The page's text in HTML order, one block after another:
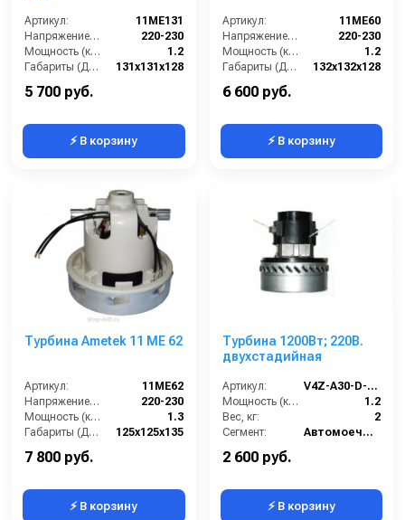
Артикул:
11ME131
Напряжение (В):
220-230
Мощность (кВт):
1.2
Габариты (ДхШхВ):
131х131х128
Страна-производитель:
5 700 руб.
⚡ В корзину
Артикул:
11ME60
Напряжение (В):
220-230
Мощность (кВт):
1.2
Габариты (ДхШхВ):
132х132х128
Страна-производитель:
6 600 руб.
⚡ В корзину
Турбина Ametek 11 ME 62
Артикул:
11ME62
Напряжение (В):
220-230
Мощность (кВт):
1.3
Габариты (ДхШхВ):
125х125х135
Страна-производитель:
7 800 руб.
⚡ В корзину
Турбина 1200Вт; 220В.
двухстадийная
Артикул:
V4Z-A30-D-L (AL)
Мощность (кВт):
1.2
Вес, кг:
2
Сегмент:
Автомоечный сегмент
2 600 руб.
⚡ В корзину